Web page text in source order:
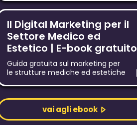
Il Digital Marketing per il
Settore Medico ed
Estetico | E-book gratuito
Guida gratuita sul marketing per
le strutture mediche ed estetiche
vai agli ebook